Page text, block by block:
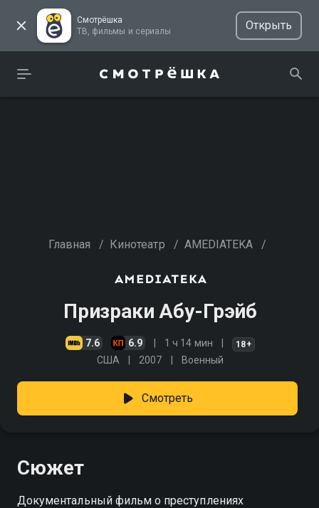
Смотрёшка
ТВ, фильмы и сериалы
Открыть
Главная / Кинотеатр / AMEDIATEKA /
Призраки Абу-Грэйб
7.6 6.9 1 ч 14 мин 18+
США 2007 Военный
Смотреть
Сюжет
Документальный фильм о преступлениях